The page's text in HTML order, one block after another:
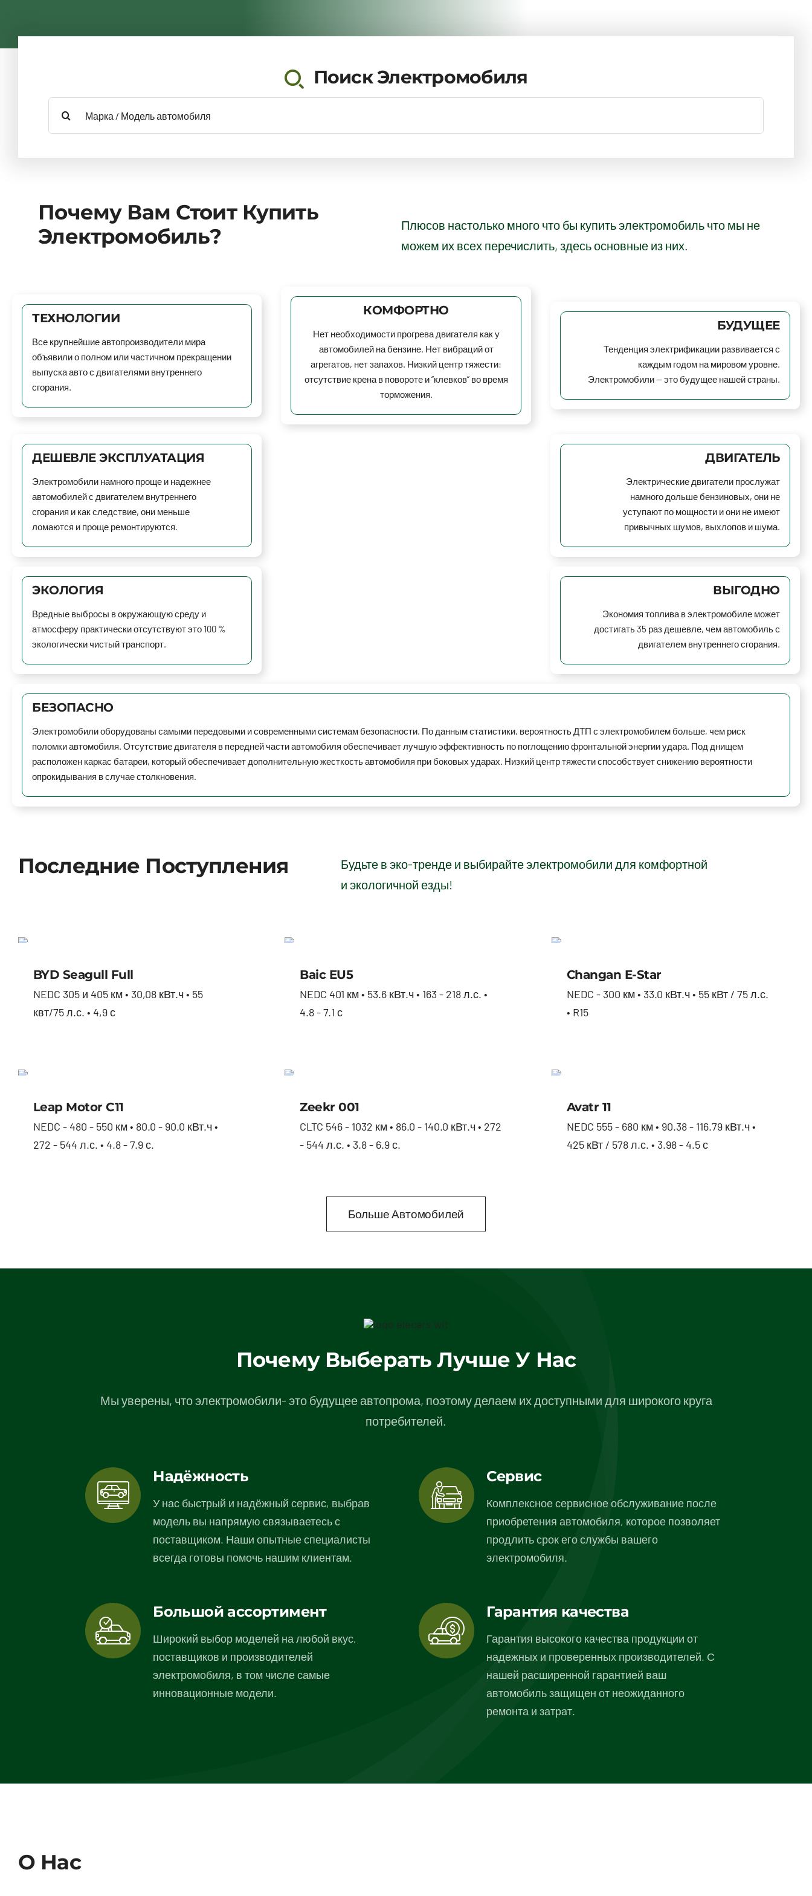
Поиск Электромобиля
поиска:
Почему Вам Стоит Купить
Электромобиль?
Плюсов настолько много что бы купить электромобиль что мы не
можем их всех перечислить, здесь основные из них.
ТЕХНОЛОГИИ
Все крупнейшие автопроизводители мира
объявили о полном или частичном прекращении
выпуска авто с двигателями внутреннего
сгорания.
КОМФОРТНО
Нет необходимости прогрева двигателя как у
автомобилей на бензине. Нет вибраций от
агрегатов, нет запахов. Низкий центр тяжести:
отсутствие крена в повороте и “клевков” во время
торможения.
БУДУЩЕЕ
Тенденция электрификации развивается с
каждым годом на мировом уровне.
Электромобили — это будущее нашей страны.
ДЕШЕВЛЕ ЭКСПЛУАТАЦИЯ
Электромобили намного проще и надежнее
автомобилей с двигателем внутреннего
сгорания и как следствие, они меньше
ломаются и проще ремонтируются.
ДВИГАТЕЛЬ
Электрические двигатели прослужат
намного дольше бензиновых, они не
уступают по мощности и они не имеют
привычных шумов, выхлопов и шума.
ЭКОЛОГИЯ
Вредные выбросы в окружающую среду и
атмосферу практически отсутствуют это 100 %
экологически чистый транспорт.
ВЫГОДНО
Экономия топлива в электромобиле может
достигать 35 раз дешевле, чем автомобиль с
двигателем внутреннего сгорания.
БЕЗОПАСНО
Электромобили оборудованы самыми передовыми и современными системам безопасности. По данным статистики, вероятность ДТП с электромобилем больше, чем риск
поломки автомобиля. Отсутствие двигателя в передней части автомобиля обеспечивает лучшую эффективность по поглощению фронтальной энергии удара. Под днищем
расположен каркас батареи, который обеспечивает дополнительную жесткость автомобиля при боковых ударах. Низкий центр тяжести способствует снижению вероятности
опрокидывания в случае столкновения.
Последние Поступления
Будьте в эко-тренде и выбирайте электромобили для комфортной
и экологичной езды!
BYD Seagull Full
NEDC 305 и 405 км • 30,08 кВт.ч • 55
квт/75 л.с. • 4,9 с
Baic EU5
NEDC 401 км • 53.6 кВт.ч • 163 - 218 л.с. •
4.8 - 7.1 с
Changan E-Star
NEDC - 300 км • 33.0 кВт.ч • 55 кВт / 75 л.с.
• R15
Leap Motor С11
NEDC - 480 - 550 км • 80.0 - 90.0 кВт.ч •
272 - 544 л.с. • 4.8 - 7.9 с.
Zeekr 001
CLTC 546 - 1032 км • 86.0 - 140.0 кВт.ч • 272
- 544 л.с. • 3.8 - 6.9 с.
Avatr 11
NEDC 555 - 680 км • 90.38 - 116.79 кВт.ч •
425 кВт / 578 л.с. • 3.98 - 4.5 с
Больше Автомобилей
Почему Выберать Лучше У Нас
Мы уверены, что электромобили- это будущее автопрома, поэтому делаем их доступными для широкого круга
потребителей.
Надёжность
У нас быстрый и надёжный сервис, выбрав
модель вы напрямую связываетесь с
поставщиком. Наши опытные специалисты
всегда готовы помочь нашим клиентам.
Большой ассортимент
Широкий выбор моделей на любой вкус,
поставщиков и производителей
электромобиля, в том числе самые
инновационные модели.
Сервис
Комплексное сервисное обслуживание после
приобретения автомобиля, которое позволяет
продлить срок его службы вашего
электромобиля.
Гарантия качества
Гарантия высокого качества продукции от
надежных и проверенных производителей. С
нашей расширенной гарантией ваш
автомобиль защищен от неожиданного
ремонта и затрат.
О Нас